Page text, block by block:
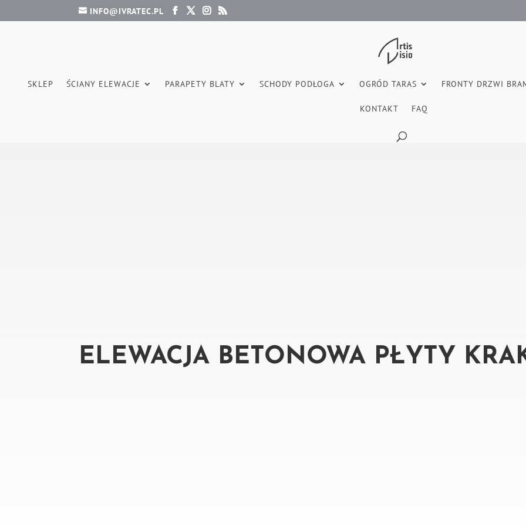
INFO@IVRATEC.PL
SKLEP ŚCIANY ELEWACJE PARAPETY BLATY SCHODY PODŁOGA OGRÓD TARAS FRONTY DRZWI
KONTAKT FAQ
ELEWACJA BETONOWA PŁYTY